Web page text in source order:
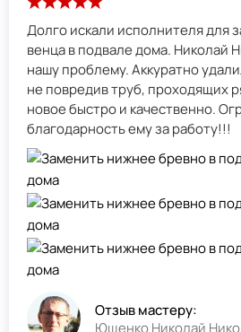
Долго искали исполнителя для
венца в подвале дома. Николай Николаевич решил
нашу проблему. Аккуратно
не повредив труб, проходящих
новое быстро и качественно.
благодарность ему за работу!!!
Отзыв мастеру:
Ющенко Николай